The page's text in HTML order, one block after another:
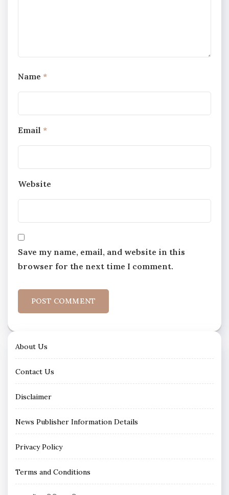
Name *
Email *
Website
Save my name, email, and website in this
browser for the next time I comment.
About Us
Contact Us
Disclaimer
News Publisher Information Details
Privacy Policy
Terms and Conditions